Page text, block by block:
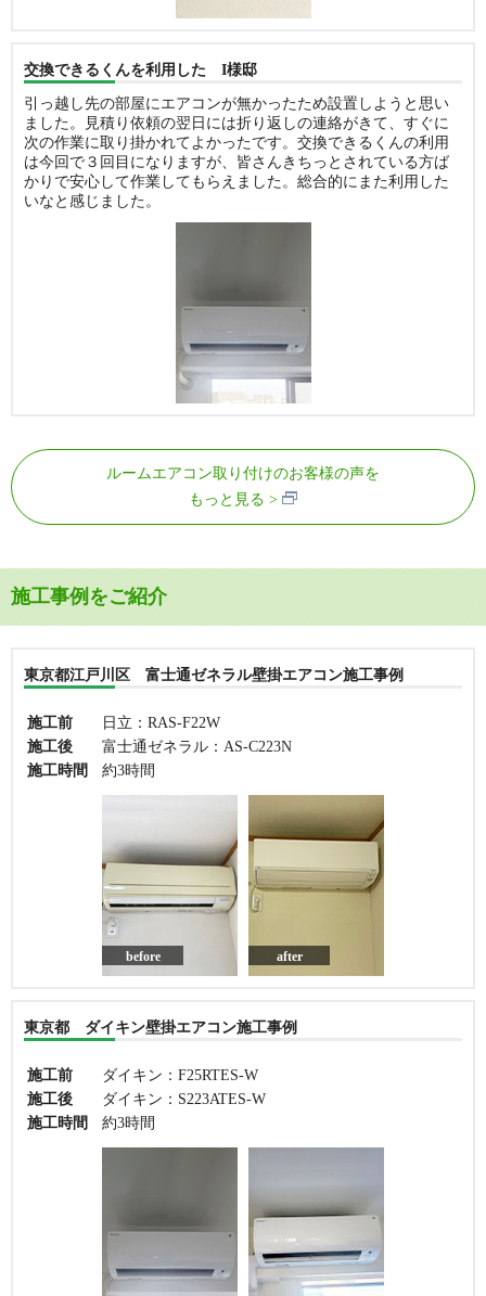
交換できるくんを利用した I様邸
引っ越し先の部屋にエアコンが無かったため設置しようと思い
ました。見積り依頼の翌日には折り返しの連絡がきて、すぐに
次の作業に取り掛かれてよかったです。交換できるくんの利用
は今回で３回目になりますが、皆さんきちっとされている方ば
かりで安心して作業してもらえました。総合的にまた利用した
いなと感じました。
ルームエアコン取り付けのお客様の声を
もっと見る
施工事例をご紹介
東京都江戸川区 富士通ゼネラル壁掛エアコン施工事例
施工前
日立：RAS-F22W
施工後
富士通ゼネラル：AS-C223N
施工時間
約3時間
before after
東京都 ダイキン壁掛エアコン施工事例
施工前
ダイキン：F25RTES-W
施工後
ダイキン：S223ATES-W
施工時間
約3時間